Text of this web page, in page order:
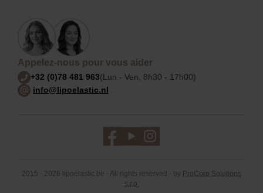
Appelez-nous pour vous aider
+32 (0)78 481 963(Lun - Ven, 8h30 - 17h00)
info@lipoelastic.nl
2015 - 2026 lipoelastic.be - All rights reserved - by ProCorp Solutions
s.r.o.